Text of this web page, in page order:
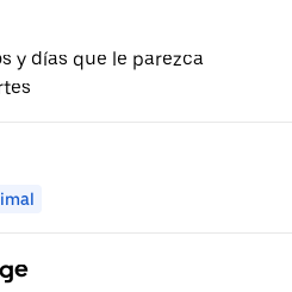
y días que le parezca